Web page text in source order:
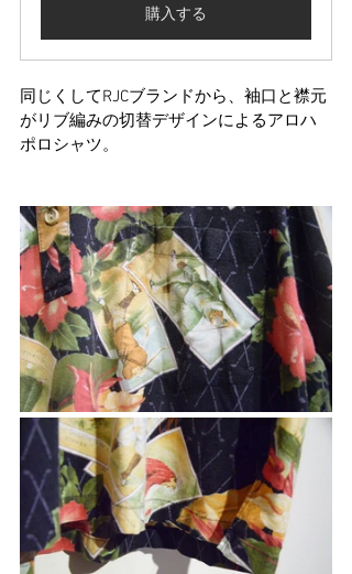
購入する
同じくしてRJCブランドから、袖口と襟元
がリブ編みの切替デザインによるアロハ
ポロシャツ。